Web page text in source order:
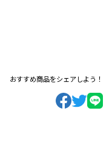
おすすめ商品をシェアしよう！